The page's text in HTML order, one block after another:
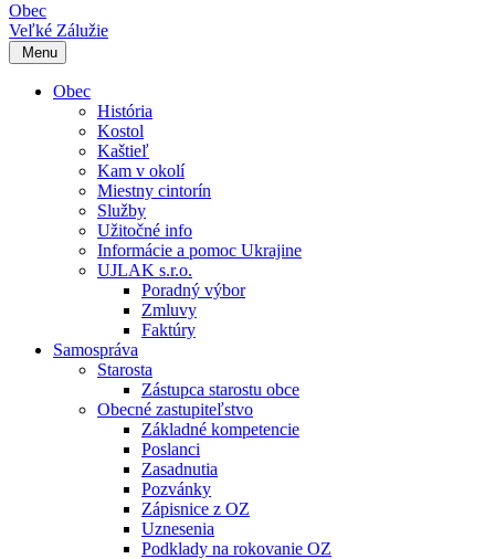
Obec
Veľké Zálužie
Menu
Obec
História
Kostol
Kaštieľ
Kam v okolí
Miestny cintorín
Služby
Užitočné info
Informácie a pomoc Ukrajine
UJLAK s.r.o.
Poradný výbor
Zmluvy
Faktúry
Samospráva
Starosta
Zástupca starostu obce
Obecné zastupiteľstvo
Základné kompetencie
Poslanci
Zasadnutia
Pozvánky
Zápisnice z OZ
Uznesenia
Podklady na rokovanie OZ